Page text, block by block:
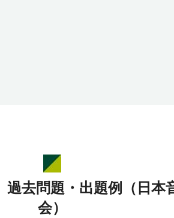
過去問題・出題例（日本
会）